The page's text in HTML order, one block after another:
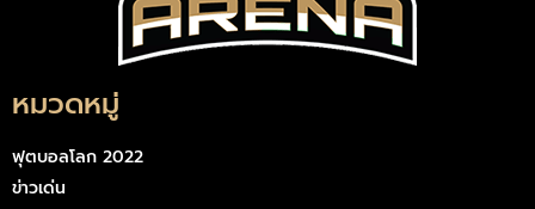
หมวดหมู่
ฟุตบอลโลก 2022
ข่าวเด่น